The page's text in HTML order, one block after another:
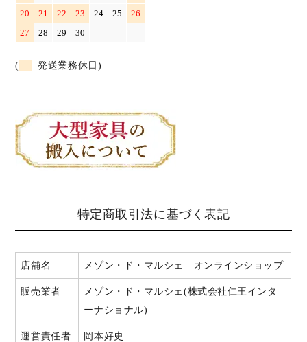
20
21 22 23 24 25
26
27
28 29 30
( 発送業務休日)
特定商取引法に基づく表記
店舗名 メゾン・ド・マルシェ オンラインショップ
販売業者
メゾン・ド・マルシェ(株式会社仁王インタ
ーナショナル)
運営責任者 岡本好史